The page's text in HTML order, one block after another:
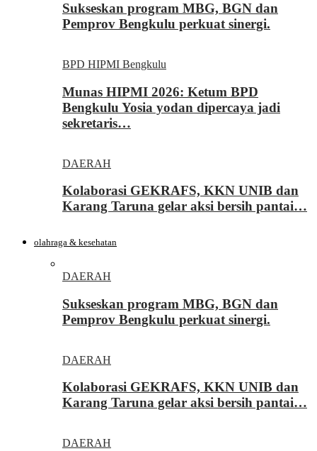
Sukseskan program MBG, BGN dan
Pemprov Bengkulu perkuat sinergi.
BPD HIPMI Bengkulu
Munas HIPMI 2026: Ketum BPD
Bengkulu Yosia yodan dipercaya jadi
sekretaris…
DAERAH
Kolaborasi GEKRAFS, KKN UNIB dan
Karang Taruna gelar aksi bersih pantai…
olahraga & kesehatan
DAERAH
Sukseskan program MBG, BGN dan
Pemprov Bengkulu perkuat sinergi.
DAERAH
Kolaborasi GEKRAFS, KKN UNIB dan
Karang Taruna gelar aksi bersih pantai…
DAERAH